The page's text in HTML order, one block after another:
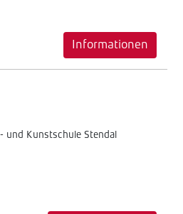
Informationen
und Kunstschule Stendal